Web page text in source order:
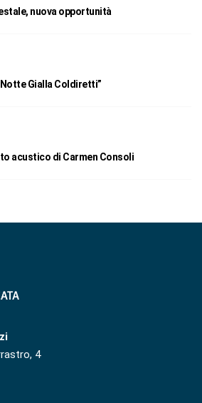
nuova opportunità
Gialla Coldiretti”
acustico di Carmen Consoli
4